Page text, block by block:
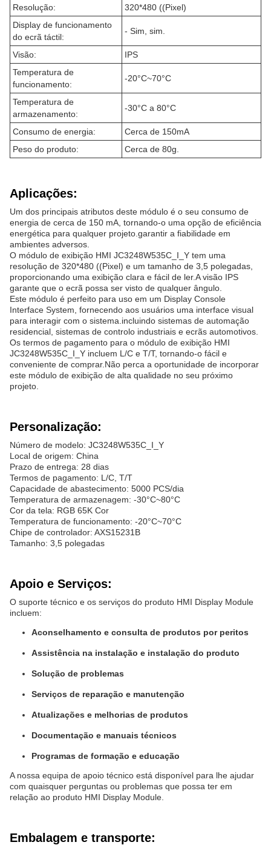
Resolução:
320*480 ((Pixel)
Display de funcionamento
do ecrã táctil:
- Sim, sim.
Visão:
IPS
Temperatura de
funcionamento:
-20°C~70°C
Temperatura de
armazenamento:
-30°C a 80°C
Consumo de energia:
Cerca de 150mA
Peso do produto:
Cerca de 80g.
Aplicações:
Um dos principais atributos deste módulo é o seu consumo de
energia de cerca de 150 mA, tornando-o uma opção de eficiência
energética para qualquer projeto.garantir a fiabilidade em
ambientes adversos.
O módulo de exibição HMI JC3248W535C_I_Y tem uma
resolução de 320*480 ((Pixel) e um tamanho de 3,5 polegadas,
proporcionando uma exibição clara e fácil de ler.A visão IPS
garante que o ecrã possa ser visto de qualquer ângulo.
Este módulo é perfeito para uso em um Display Console
Interface System, fornecendo aos usuários uma interface visual
para interagir com o sistema.incluindo sistemas de automação
residencial, sistemas de controlo industriais e ecrãs automotivos.
Os termos de pagamento para o módulo de exibição HMI
JC3248W535C_I_Y incluem L/C e T/T, tornando-o fácil e
conveniente de comprar.Não perca a oportunidade de incorporar
este módulo de exibição de alta qualidade no seu próximo
projeto.
Personalização:
Número de modelo: JC3248W535C_I_Y
Local de origem: China
Prazo de entrega: 28 dias
Termos de pagamento: L/C, T/T
Capacidade de abastecimento: 5000 PCS/dia
Temperatura de armazenagem: -30°C~80°C
Cor da tela: RGB 65K Cor
Temperatura de funcionamento: -20°C~70°C
Chipe de controlador: AXS15231B
Tamanho: 3,5 polegadas
Apoio e Serviços:
O suporte técnico e os serviços do produto HMI Display Module
incluem:
Aconselhamento e consulta de produtos por peritos
Assistência na instalação e instalação do produto
Solução de problemas
Serviços de reparação e manutenção
Atualizações e melhorias de produtos
Documentação e manuais técnicos
Programas de formação e educação
A nossa equipa de apoio técnico está disponível para lhe ajudar
com quaisquer perguntas ou problemas que possa ter em
relação ao produto HMI Display Module.
Embalagem e transporte: